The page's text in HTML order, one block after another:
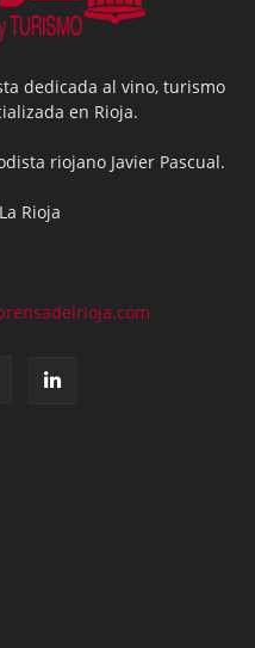
dedicada al vino, turismo
en Rioja.
riojano Javier Pascual.
Rioja